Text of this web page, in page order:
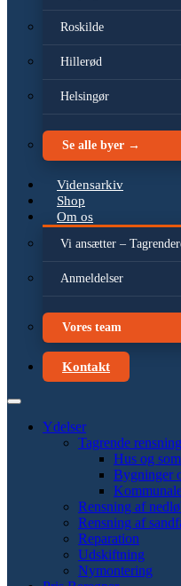
Roskilde
Hillerød
Helsingør
Se alle byer →
Vidensarkiv
Shop
Om os
Vi ansætter –
Anmeldelser
Vores team
Kontakt
Ydelser
Tagrende rensning
Hus og
Bygninger
Rensning af
Rensning af
Reparation
Udskiftning
Nymontering